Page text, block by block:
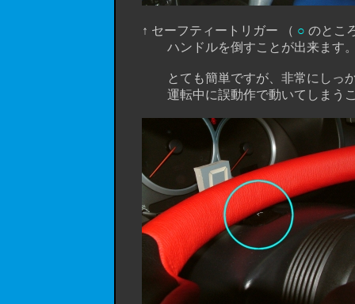
↑ セーフティートリガー （ ○ のとこ
ハンドルを倒すことが出来ます
とても簡単ですが、非常にしっかり
運転中に誤動作で動いてしまうこ